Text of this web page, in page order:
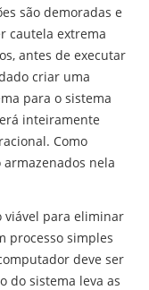
são demoradas e
cautela extrema
antes de executar
criar uma
para o sistema
inteiramente
Como
nela
viável para eliminar
processo simples
deve ser
do sistema leva as